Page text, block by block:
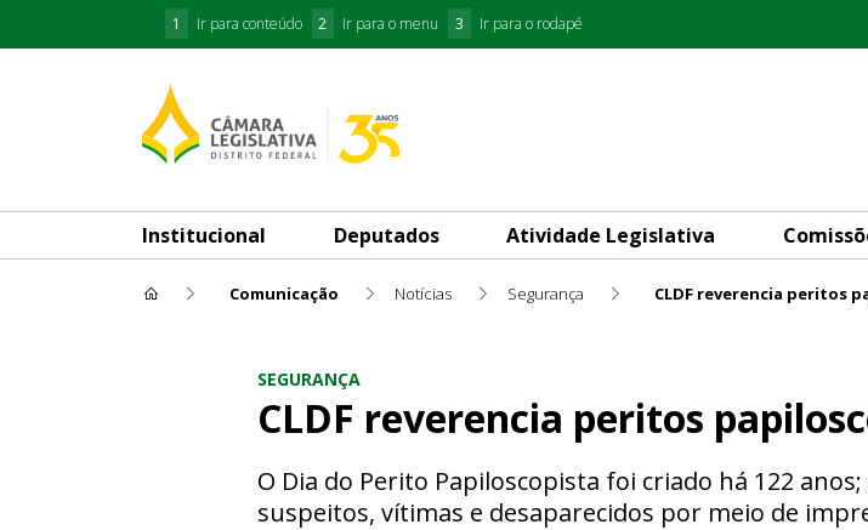
1 Ir para conteúdo 2 Ir para o menu 3 Ir para o rodapé
Institucional Deputados Atividade Legislativa
Comunicação Notícias Segurança
SEGURANÇA
CLDF reverencia peritos
O Dia do Perito Papiloscopista foi criado há 122
suspeitos, vítimas e desaparecidos por meio de